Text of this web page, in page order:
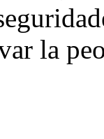
la